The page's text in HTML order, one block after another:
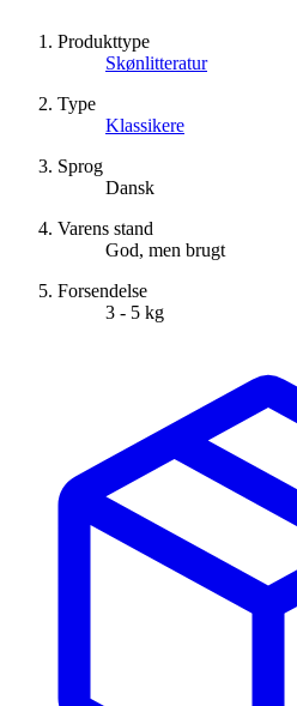
Produkttype
Skønlitteratur
Type
Klassikere
Sprog
Dansk
Varens stand
God, men brugt
Forsendelse
3 - 5 kg